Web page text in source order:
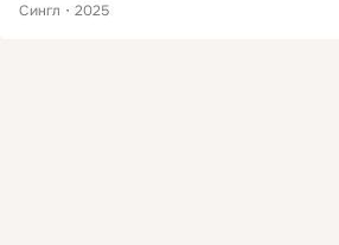
Сингл
2025